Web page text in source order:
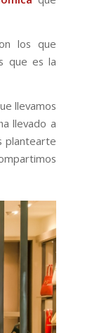
los que
que es la
llevamos
llevado a
plantearte